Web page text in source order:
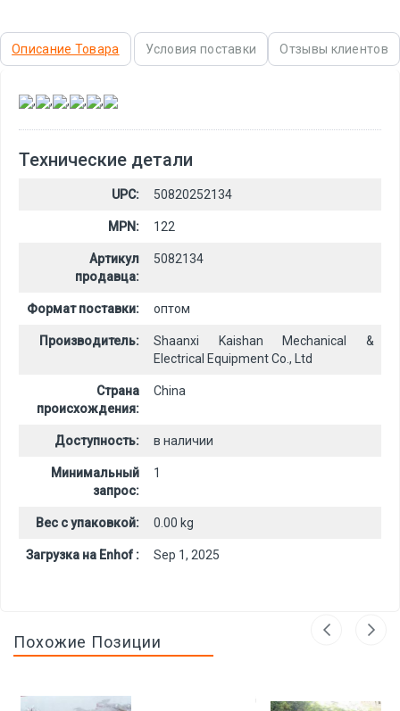
Описание Товара Условия поставки Отзывы клиентов
, , , , ,
Технические детали
UPC: 50820252134
MPN: 122
Артикул
продавца:
5082134
Формат поставки: оптом
Производитель:
Shaanxi Kaishan Mechanical &
Electrical Equipment Co., Ltd
Страна
происхождения:
China
Доступность: в наличии
Минимальный
запрос:
1
Вес с упаковкой: 0.00 kg
Загрузка на Enhof : Sep 1, 2025
Похожие Позиции